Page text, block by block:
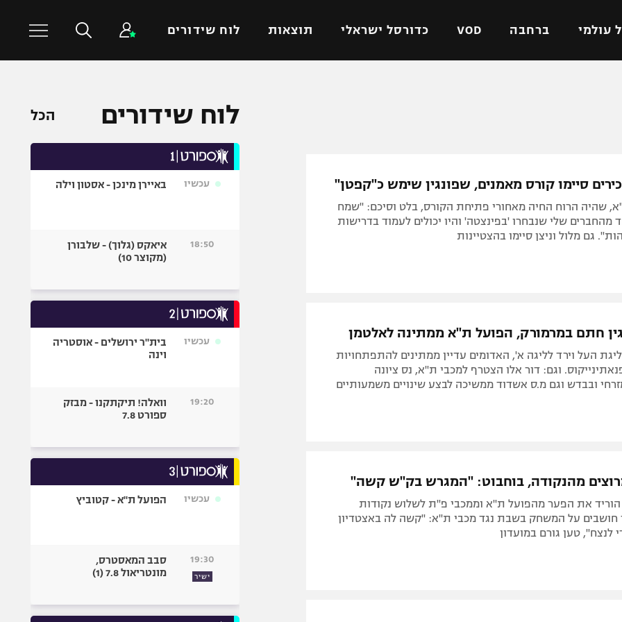
עולמי ברחבה VOD כדורסל ישראלי תוצאות לוח שידורים
ישראל
באר שבע
ליגה גרמנית
ליגה ספרדית
ליגה איטלקית
ליגות נוספות
מכבי תל אביב
הפועל חולון
כדורסל עולמי
כדורעף
ספורט אולימפי
היאבקות WWE
ספורט מוטורי
בייסבול MLB
גיימינג E-Sports
סיימו קורס מאמנים, שפונגין שימש כ"קפטן"
שהיה הרוח החיה מאחורי פתיחת הקורס, בלט וסיכם: "שמח
מהחברים שלי שנבחרו 'בפינצטה' והיו יכולים לעמוד בדרישות
גם מלול וניצן סיימו בהצטיינות
חתם במרמורק, הפועל ת"א ממתינה לאלטמן
העל וירד לליגה א', האדומים עדיין ממתינים להתפתחויות
וגם: דור אלו הצטרף למכבי ת"א, נס ציונה
ובבדש וגם מ.ס אשדוד ממשיכה לבצע שינויים משמעותיים
מהנקודה, בוחבוט: "המגרש בק"ש קשה"
הוריד את הפער מהפועל ת"א וממכבי פ"ת לשלוש נקודות
חושבים על המשחק בשבת נגד מכבי ת"א: "קשה לה באצטדיון
לנצח", טען גורם במועדון
לוח שידורים הכל
עכשיו באיירן מינכן - אסטון וילה
18:50
איאקס (גלוך) - שלבורן
(מקוצר 10)
עכשיו
בית"ר ירושלים - אוסטריה
וינה
19:20
וואלה! תיקתקנו - מבזק
ספורט 7.8
עכשיו הפועל ת"א - קטוביץ
19:30
ישיר
סבב המאסטרס,
מונטריאול 7.8 (1)